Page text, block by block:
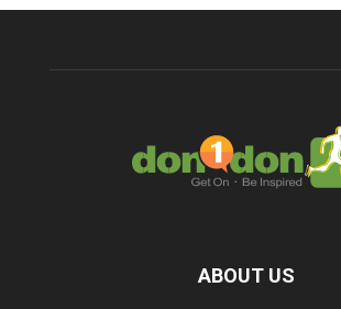
ABOUT US